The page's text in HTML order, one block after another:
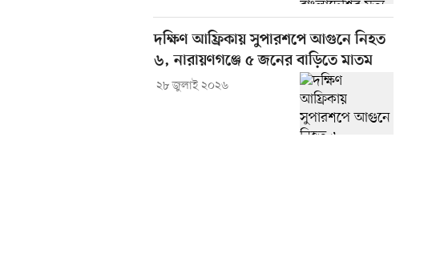
দক্ষিণ আফ্রিকায় সুপারশপে আগুনে নিহত
৬, নারায়ণগঞ্জে ৫ জনের বাড়িতে মাতম
২৮ জুলাই ২০২৬